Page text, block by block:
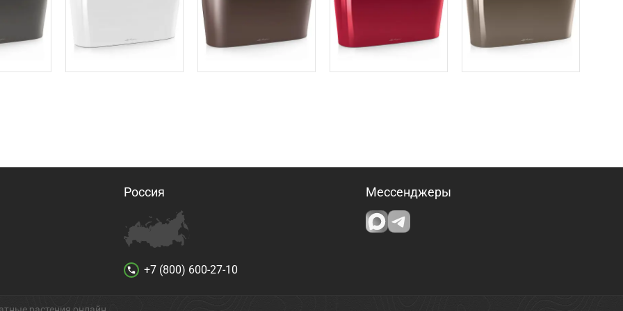
Россия
call +7 (800) 600-27-10
Мессенджеры